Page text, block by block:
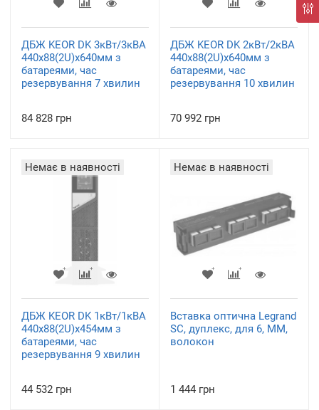
ДБЖ KEOR DK 3кВт/3кВА
440x88(2U)x640мм з
батареями, час
резервування 7 хвилин
84 828 грн
ДБЖ KEOR DK 2кВт/2кВА
440x88(2U)x640мм з
батареями, час
резервування 10 хвилин
70 992 грн
Немає в наявності
ДБЖ KEOR DK 1кВт/1кВА
440x88(2U)x454мм з
батареями, час
резервування 9 хвилин
44 532 грн
Немає в наявності
Вставка оптична Legrand
SC, дуплекс, для 6, ММ,
волокон
1 444 грн